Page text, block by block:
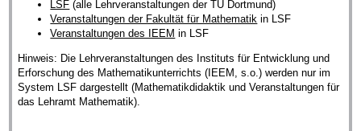
LSF (alle Lehrveranstaltungen der TU Dortmund)
Veranstaltungen der Fakultät für Mathematik in LSF
Veranstaltungen des IEEM in LSF
Hinweis: Die Lehrveranstaltungen des Instituts für Entwicklung und
Erforschung des Mathematikunterrichts (IEEM, s.o.) werden nur im
System LSF dargestellt (Mathematikdidaktik und Veranstaltungen für
das Lehramt Mathematik).